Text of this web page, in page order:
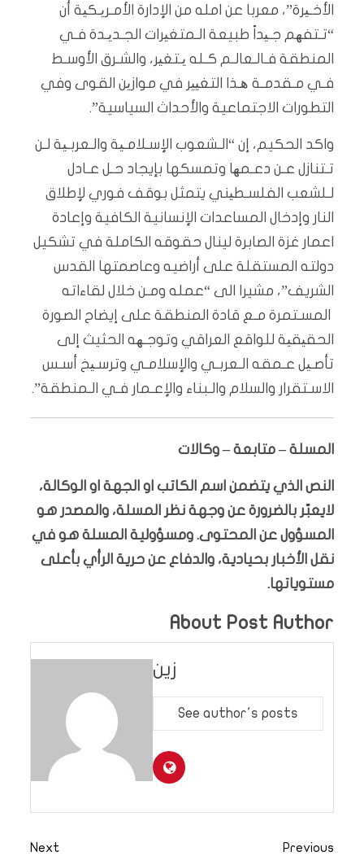
الأخـیرة”، معربا عن امله من الإدارة الأمـریـكیة أن
“تـتفھم جـیداً طبيعة الـمتغیرات الجـدیـدة فـي
المنطقة فـالـعالـم كـله یـتغیر، والشـرق الأوسـط
فـي مـقدمـة ھـذا التغییر في موازین القوى وفي
التطورات الاجتماعية والأحداث السياسية”.
واكد الحكيم، إن “الـشعوب الإسـلامـیة والـعربـیة لـن
تـتنازل عـن دعـمھا وتمسكها بإيجاد حـل عـادل
لـلشعب الفلسـطیني يتمثل بوقف فوري لإطلاق
النار وإدخال المساعدات الإنسانية الكافية وإعادة
اعمار غزة الصابرة لينال حقوقه الكاملة في تشكيل
دولته المستقلة على أراضيه وعاصمتها القدس
الشريف”، مشيرا الى “عمله ومـن خلال لقاءاته
المسـتمرة مـع قادة المنطقة على إيضاح الصورة
الحقیقیة للواقع العراقي وتوجـھه الحثيث إلى
تأصـیل عـمقه الـعربـي والإسلامـي وترسـیخ أسـس
الاسـتقرار والسلام والـبناء والإعـمار فـي الـمنطقة”.
المسلة – متابعة – وكالات
النص الذي يتضمن اسم الكاتب او الجهة او الوكالة،
لايعبّر بالضرورة عن وجهة نظر المسلة، والمصدر هو
المسؤول عن المحتوى. ومسؤولية المسلة هو في
نقل الأخبار بحيادية، والدفاع عن حرية الرأي بأعلى
مستوياتها.
About Post Author
زين
See author's posts
Previous
Next